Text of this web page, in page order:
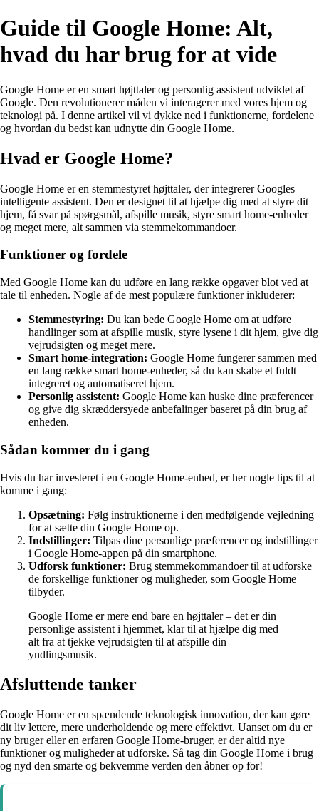
Guide til Google Home: Alt,
hvad du har brug for at vide
Google Home er en smart højttaler og personlig assistent udviklet af
Google. Den revolutionerer måden vi interagerer med vores hjem og
teknologi på. I denne artikel vil vi dykke ned i funktionerne, fordelene
og hvordan du bedst kan udnytte din Google Home.
Hvad er Google Home?
Google Home er en stemmestyret højttaler, der integrerer Googles
intelligente assistent. Den er designet til at hjælpe dig med at styre dit
hjem, få svar på spørgsmål, afspille musik, styre smart home-enheder
og meget mere, alt sammen via stemmekommandoer.
Funktioner og fordele
Med Google Home kan du udføre en lang række opgaver blot ved at
tale til enheden. Nogle af de mest populære funktioner inkluderer:
Stemmestyring: Du kan bede Google Home om at udføre
handlinger som at afspille musik, styre lysene i dit hjem, give dig
vejrudsigten og meget mere.
Smart home-integration: Google Home fungerer sammen med
en lang række smart home-enheder, så du kan skabe et fuldt
integreret og automatiseret hjem.
Personlig assistent: Google Home kan huske dine præferencer
og give dig skræddersyede anbefalinger baseret på din brug af
enheden.
Sådan kommer du i gang
Hvis du har investeret i en Google Home-enhed, er her nogle tips til at
komme i gang:
Opsætning: Følg instruktionerne i den medfølgende vejledning
for at sætte din Google Home op.
Indstillinger: Tilpas dine personlige præferencer og indstillinger
i Google Home-appen på din smartphone.
Udforsk funktioner: Brug stemmekommandoer til at udforske
de forskellige funktioner og muligheder, som Google Home
tilbyder.
Google Home er mere end bare en højttaler – det er din
personlige assistent i hjemmet, klar til at hjælpe dig med
alt fra at tjekke vejrudsigten til at afspille din
yndlingsmusik.
Afsluttende tanker
Google Home er en spændende teknologisk innovation, der kan gøre
dit liv lettere, mere underholdende og mere effektivt. Uanset om du er
ny bruger eller en erfaren Google Home-bruger, er der altid nye
funktioner og muligheder at udforske. Så tag din Google Home i brug
og nyd den smarte og bekvemme verden den åbner op for!